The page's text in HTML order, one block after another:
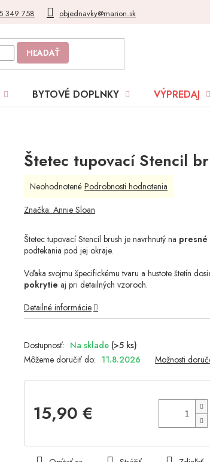
349 758 objednavky@marion.sk
HĽADAŤ
BYTOVÉ DOPLNKY VÝPREDAJ
Štetec tupovací Stencil
Na sklade (>5 ks)
Môžeme doručiť do: 11.8.2026 Možnosti
15,90 €
cena:
Štetec tupovací Stencil brush je navrhnutý na presné
podtekania pod jej okraje.
Vďaka svojmu špecifickému tvaru a hustote štetín
pokrytie aj pri detailných vzoroch.
Detailné informácie
Priemerné
produktu
z
5
Neohodnotené Podrobnosti hodnotenia
Značka: Annie Sloan